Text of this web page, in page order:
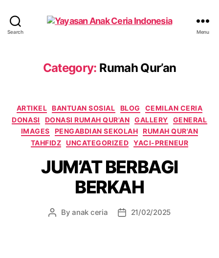
Search
Indonesia
Menu
Category: Rumah Qur’an
Categories
ARTIKEL BANTUAN SOSIAL BLOG
CEMILAN CERIA
DONASI
DONASI RUMAH QUR'AN GALLERY
GENERAL
IMAGES
PENGABDIAN SEKOLAH RUMAH QUR'AN
TAHFIDZ
UNCATEGORIZED YACI-PRENEUR
JUM’AT BERBAGI
BERKAH
PostByanak ceria
Post21/02/2025